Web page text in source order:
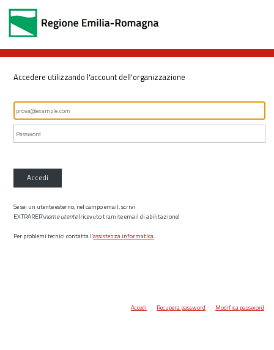
Accedere utilizzando l'account dell'organizzazione
Accedi
Se sei un utente esterno, nel campo email, scrivi
EXTRARER\nome utente(ricevuto tramite email di abilitazione)
Per problemi tecnici contatta l’assistenza informatica.
Accedi Recupera password Modifica password